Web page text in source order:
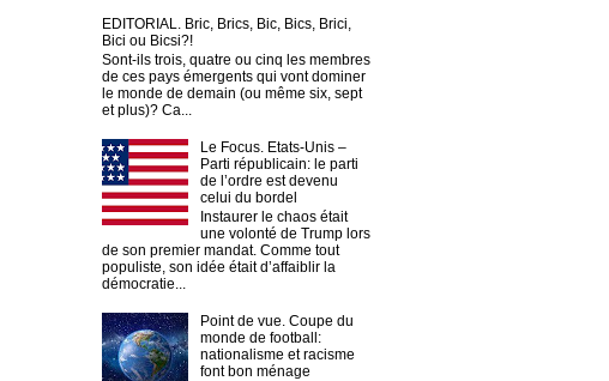
EDITORIAL. Bric, Brics, Bic, Bics, Brici,
Bici ou Bicsi?!
Sont-ils trois, quatre ou cinq les membres
de ces pays émergents qui vont dominer
le monde de demain (ou même six, sept
et plus)? Ca...
Le Focus. Etats-Unis –
Parti républicain: le parti
de l’ordre est devenu
celui du bordel
Instaurer le chaos était
une volonté de Trump lors
de son premier mandat. Comme tout
populiste, son idée était d’affaiblir la
démocratie...
Point de vue. Coupe du
monde de football:
nationalisme et racisme
font bon ménage